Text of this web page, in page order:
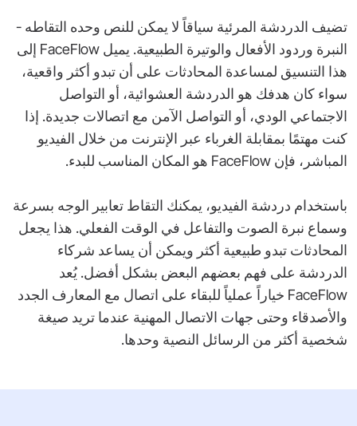
تضيف الدردشة المرئية سياقاً لا يمكن للنص وحده التقاطه -
النبرة وردود الأفعال والوتيرة الطبيعية. يميل FaceFlow إلى
هذا التنسيق لمساعدة المحادثات على أن تبدو أكثر واقعية،
سواء كان هدفك هو الدردشة العشوائية، أو التواصل
الاجتماعي الودي، أو التواصل الآمن مع اتصالات جديدة. إذا
كنت مهتمًا بمقابلة الغرباء عبر الإنترنت من خلال الفيديو
المباشر، فإن FaceFlow هو المكان المناسب للبدء.
باستخدام دردشة الفيديو، يمكنك التقاط تعابير الوجه بسرعة
وسماع نبرة الصوت والتفاعل في الوقت الفعلي. هذا يجعل
المحادثات تبدو طبيعية أكثر ويمكن أن يساعد شركاء
الدردشة على فهم بعضهم البعض بشكل أفضل. يُعد
FaceFlow خياراً عملياً للبقاء على اتصال مع المعارف الجدد
والأصدقاء وحتى جهات الاتصال المهنية عندما تريد صيغة
شخصية أكثر من الرسائل النصية وحدها.